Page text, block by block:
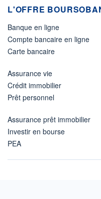
L'OFFRE
Banque en ligne
Compte bancaire en ligne
Carte bancaire
Assurance vie
Crédit immobilier
Prêt personnel
Assurance prêt immobilier
Investir en bourse
PEA